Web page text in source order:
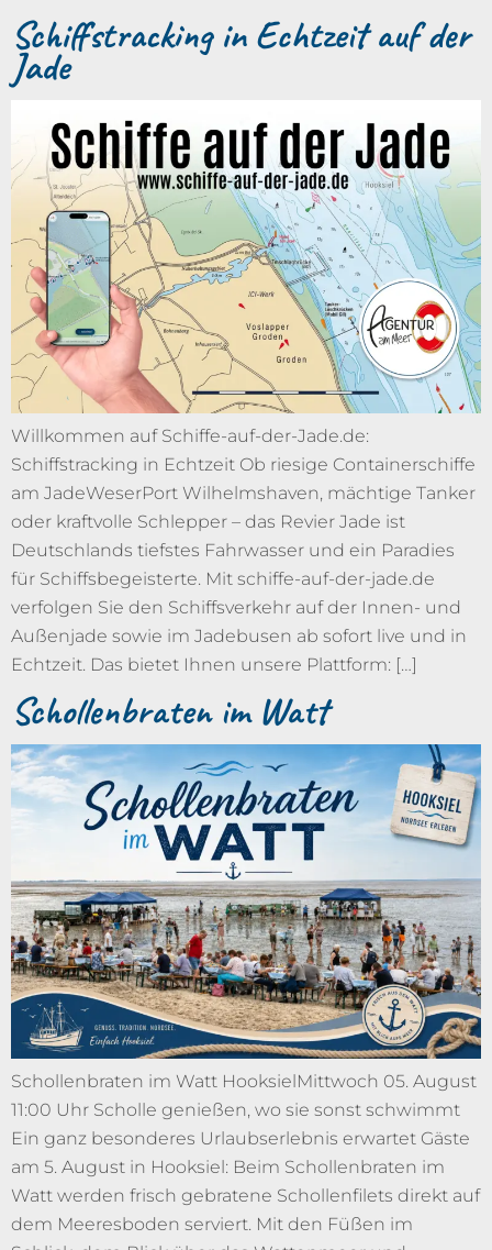
Schiffstracking in Echtzeit auf der
Jade
Willkommen auf Schiffe-auf-der-Jade.de:
Schiffstracking in Echtzeit Ob riesige Containerschiffe
am JadeWeserPort Wilhelmshaven, mächtige Tanker
oder kraftvolle Schlepper – das Revier Jade ist
Deutschlands tiefstes Fahrwasser und ein Paradies
für Schiffsbegeisterte. Mit schiffe-auf-der-jade.de
verfolgen Sie den Schiffsverkehr auf der Innen- und
Außenjade sowie im Jadebusen ab sofort live und in
Echtzeit. Das bietet Ihnen unsere Plattform: […]
Schollenbraten im Watt
Schollenbraten im Watt HooksielMittwoch 05. August
11:00 Uhr Scholle genießen, wo sie sonst schwimmt
Ein ganz besonderes Urlaubserlebnis erwartet Gäste
am 5. August in Hooksiel: Beim Schollenbraten im
Watt werden frisch gebratene Schollenfilets direkt auf
dem Meeresboden serviert. Mit den Füßen im